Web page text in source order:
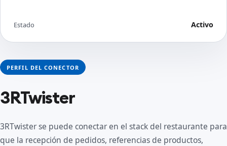
PERFIL DEL CONECTOR
3RTwister
3RTwister se puede conectar en el stack del restaurante para
que la recepción de pedidos, referencias de productos,
Estado Activo